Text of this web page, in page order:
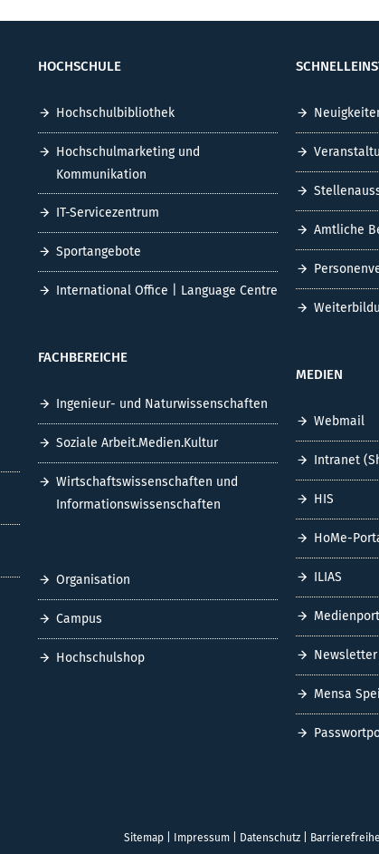
HOCHSCHULE
Hochschulbibliothek
Hochschulmarketing und
Kommunikation
IT-Servicezentrum
Sportangebote
International Office | Language Centre
FACHBEREICHE
Ingenieur- und Naturwissenschaften
Soziale Arbeit.Medien.Kultur
Wirtschaftswissenschaften und
Informationswissenschaften
Organisation
Campus
Hochschulshop
Amtliche
MEDIEN
Webmail
Intranet
HIS
HoMe-
ILIAS
Newsletter
Mensa
Sitemap Impressum Datenschutz